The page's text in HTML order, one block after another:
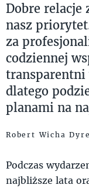
Dobre relacje
nasz
za
codziennej
transparentni
dlatego
planami na
Robert Wicha
Podczas
najbliższe lata